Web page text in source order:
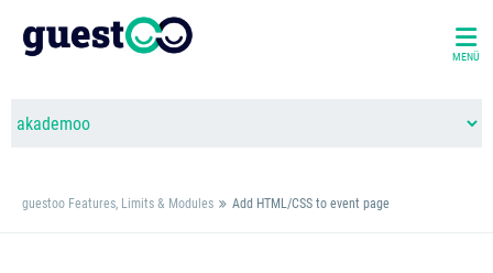
MENÜ
guestoo Features, Limits & Modules Add HTML/CSS to event page